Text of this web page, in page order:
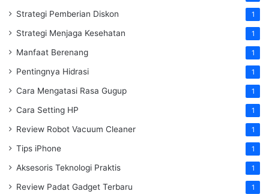
Strategi Pemberian Diskon 1
Strategi Menjaga Kesehatan 1
Manfaat Berenang 1
Pentingnya Hidrasi 1
Cara Mengatasi Rasa Gugup 1
Cara Setting HP 1
Review Robot Vacuum Cleaner 1
Tips iPhone 1
Aksesoris Teknologi Praktis 1
Review Padat Gadget Terbaru 1